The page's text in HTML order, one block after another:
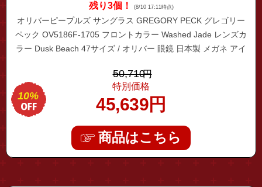
残り3個！ (8/10 17:11時点)
オリバーピープルズ サングラス GREGORY PECK グレゴリー
ペック OV5186F-1705 フロントカラー Washed Jade レンズカ
ラー Dusk Beach 47サイズ / オリバー 眼鏡 日本製 メガネ アイ
50,710円
特別価格
45,639円
10%
商品はこちら
"fhkt-0100"